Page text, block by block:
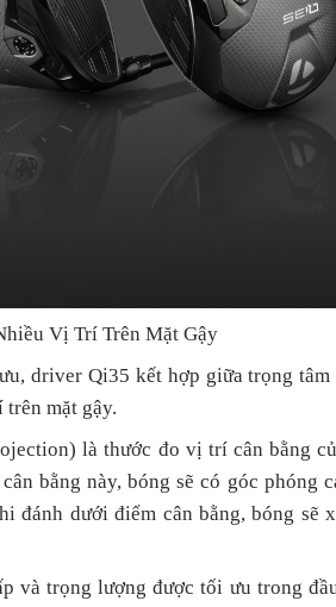
Vị Trí Trên Mặt Gậy
driver Qi35 kết hợp giữa trọng
mặt gậy.
là thước đo vị trí cân bằng
bằng này, bóng sẽ có góc phóng
đánh dưới điểm cân bằng, bóng sẽ
và trọng lượng được tối ưu trong